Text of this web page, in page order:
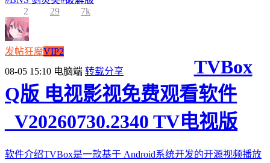
2
29 7k
发帖狂魔VIP2
08-05 15:10 电脑端 转载分享
TVBox
Q版 电视影视免费观看软件
_V20260730.2340 TV电视版
软件介绍TVBox是一款基于 Android系统开发的开源视频播放